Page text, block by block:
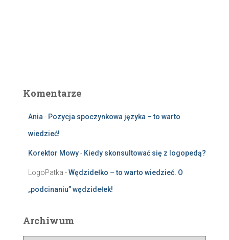
Komentarze
Ania - Pozycja spoczynkowa języka – to warto
wiedzieć!
Korektor Mowy- Kiedy skonsultować się z logopedą?
LogoPatka -Wędzidełko – to warto wiedzieć. O
„podcinaniu” wędzidełek!
Archiwum